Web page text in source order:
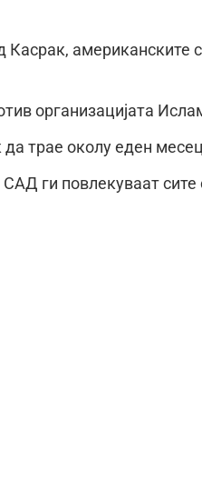
американските
организацијата
трае околу еден
ги повлекуваат сите